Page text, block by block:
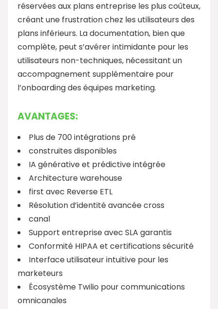
réservées aux plans entreprise les plus coûteux,
créant une frustration chez les utilisateurs des
plans inférieurs. La documentation, bien que
complète, peut s’avérer intimidante pour les
utilisateurs non-techniques, nécessitant un
accompagnement supplémentaire pour
l’onboarding des équipes marketing.
AVANTAGES:
Plus de 700 intégrations pré
construites disponibles
IA générative et prédictive intégrée
Architecture warehouse
first avec Reverse ETL
Résolution d’identité avancée cross
canal
Support entreprise avec SLA garantis
Conformité HIPAA et certifications sécurité
Interface utilisateur intuitive pour les
marketeurs
Écosystème Twilio pour communications
omnicanales